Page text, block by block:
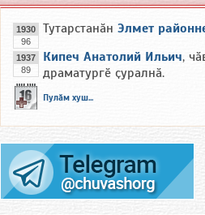
1930
96
Тутарстанӑн Элмет
1937
89
Кипеч Анатолий Ильич,
драматургӗ ҫуралнӑ.
Пулӑм хуш...